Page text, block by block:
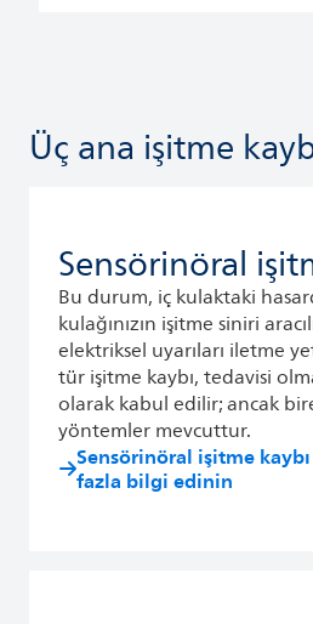
Üç ana işitme
Sensörinöral
Bu durum, iç kulaktaki
kulağınızın işitme siniri
elektriksel uyarıları iletme
tür işitme kaybı, tedavisi
olarak kabul edilir; ancak
yöntemler mevcuttur.
Sensörinöral işitme
fazla bilgi edinin